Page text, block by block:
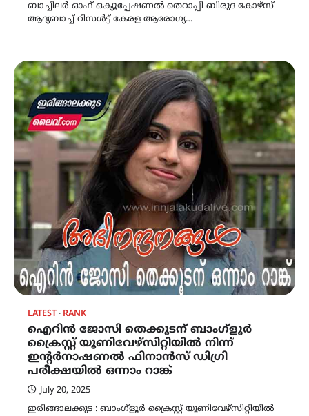
ബാച്ചിലർ ഓഫ് ഒക്യൂപ്പേഷണൽ തെറാപ്പി ബിരുദ കോഴ്സ്
ആദ്യബാച്ച് റിസൾട്ട്‌ കേരള ആരോഗ്യ…
LATEST RANK
ഐറിൻ ജോസി തെക്കൂടന് ബാംഗ്ളൂർ
ക്രൈസ്റ്റ് യൂണിവേഴ്സിറ്റിയിൽ നിന്ന്
ഇൻ്റർനാഷണൽ ഫിനാൻസ് ഡിഗ്രി
പരീക്ഷയിൽ ഒന്നാം റാങ്ക്
July 20, 2025
ഇരിങ്ങാലക്കുട : ബാംഗ്ളൂർ ക്രൈസ്റ്റ് യൂണിവേഴ്സിറ്റിയിൽ